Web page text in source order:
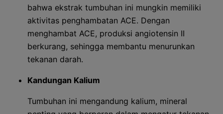
bahwa ekstrak tumbuhan ini mungkin memiliki
aktivitas penghambatan ACE. Dengan
menghambat ACE, produksi angiotensin II
berkurang, sehingga membantu menurunkan
tekanan darah.
Kandungan Kalium
Tumbuhan ini mengandung kalium, mineral